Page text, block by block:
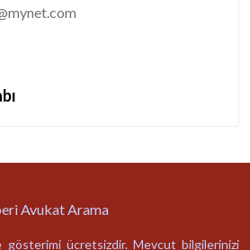
gösterimi ücretsizdir. Mevcut bilgilerinizi